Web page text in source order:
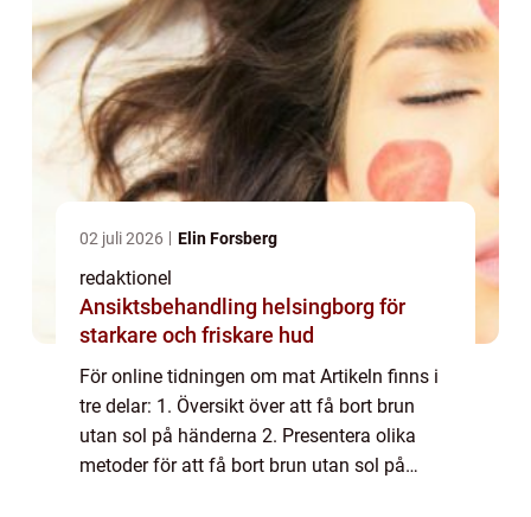
02 juli 2026 Elin Forsberg
redaktionel
Ansiktsbehandling helsingborg för
starkare och friskare hud
För online tidningen om mat Artikeln finns i
tre delar: 1. Översikt över att få bort brun
utan sol på händerna 2. Presentera olika
metoder för att få bort brun utan sol på